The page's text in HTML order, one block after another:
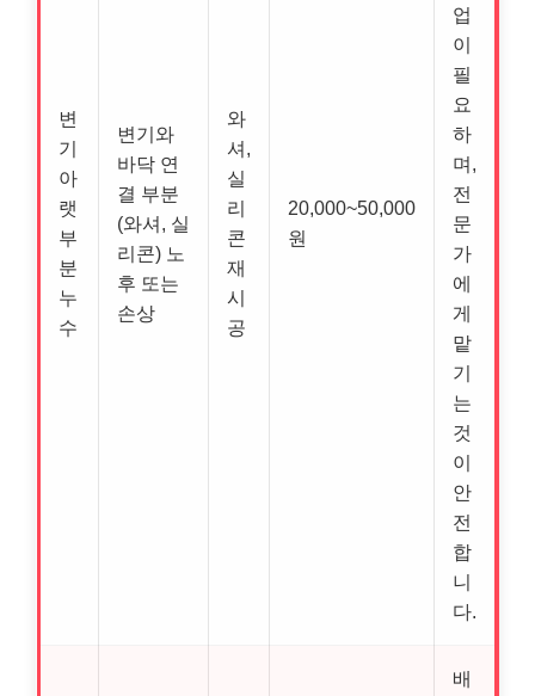
변
기
아
랫
부
분
누
수
변기와
바닥 연
결 부분
(와셔, 실
리콘) 노
후 또는
손상
와
셔,
실
리
콘
재
시
공
20,000~50,000
원
업
이
필
요
하
며,
전
문
가
에
게
맡
기
는
것
이
안
전
합
니
다.
배